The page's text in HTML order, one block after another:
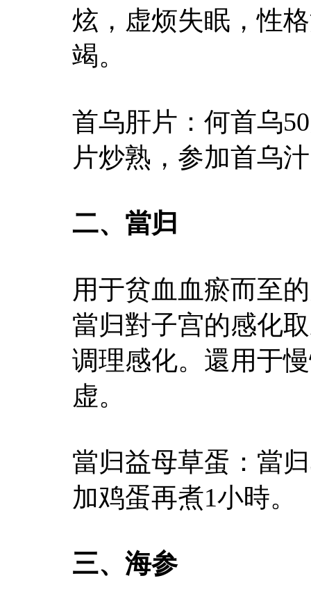
炫，虚烦失眠，性
竭。
首乌肝片：何首乌
片炒熟，参加首乌
二、當归
用于贫血血瘀而至
當归對子宫的感化
调理感化。還用于
虚。
當归益母草蛋：當
加鸡蛋再煮1小時。
三、海参